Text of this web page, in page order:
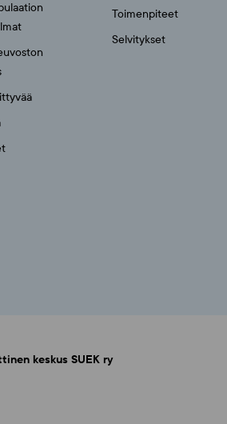
Toimenpiteet
Selvitykset
keskus SUEK ry